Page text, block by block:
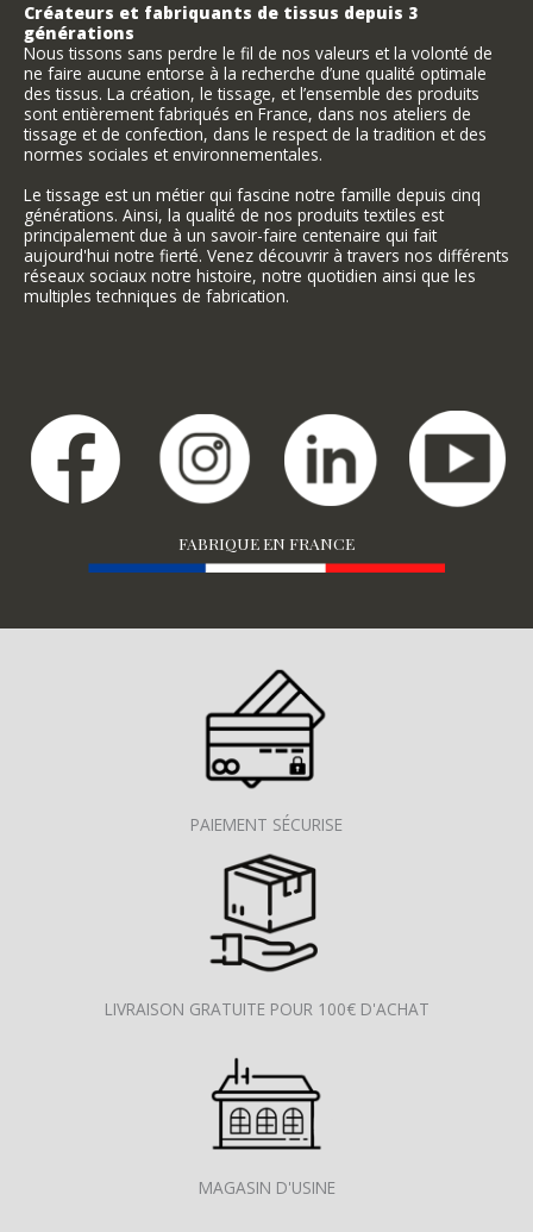
Créateurs et fabriquants de tissus depuis 3
générations
Nous tissons sans perdre le fil de nos valeurs et la volonté de
ne faire aucune entorse à la recherche d’une qualité optimale
des tissus. La création, le tissage, et l’ensemble des produits
sont entièrement fabriqués en France, dans nos ateliers de
tissage et de confection, dans le respect de la tradition et des
normes sociales et environnementales.
Le tissage est un métier qui fascine notre famille depuis cinq
générations. Ainsi, la qualité de nos produits textiles est
principalement due à un savoir-faire centenaire qui fait
aujourd'hui notre fierté. Venez découvrir à travers nos différents
réseaux sociaux notre histoire, notre quotidien ainsi que les
multiples techniques de fabrication.
FABRIQUE EN FRANCE
PAIEMENT SÉCURISE
LIVRAISON GRATUITE POUR 100€ D'ACHAT
MAGASIN D'USINE